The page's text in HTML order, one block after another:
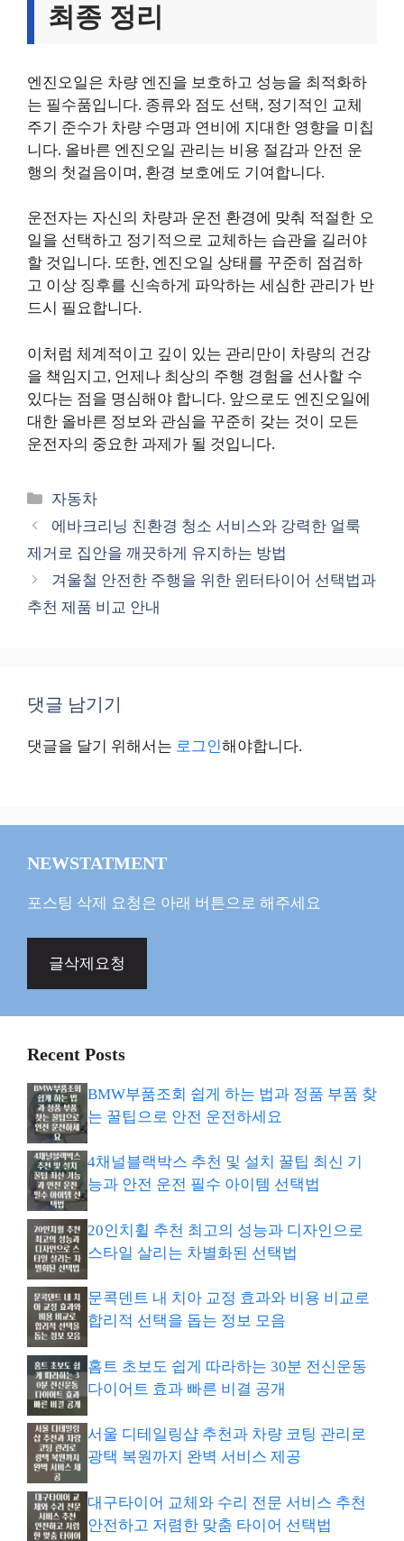
최종 정리
엔진오일은 차량 엔진을 보호하고 성능을 최적화하
는 필수품입니다. 종류와 점도 선택, 정기적인 교체
주기 준수가 차량 수명과 연비에 지대한 영향을 미칩
니다. 올바른 엔진오일 관리는 비용 절감과 안전 운
행의 첫걸음이며, 환경 보호에도 기여합니다.
운전자는 자신의 차량과 운전 환경에 맞춰 적절한 오
일을 선택하고 정기적으로 교체하는 습관을 길러야
할 것입니다. 또한, 엔진오일 상태를 꾸준히 점검하
고 이상 징후를 신속하게 파악하는 세심한 관리가 반
드시 필요합니다.
이처럼 체계적이고 깊이 있는 관리만이 차량의 건강
을 책임지고, 언제나 최상의 주행 경험을 선사할 수
있다는 점을 명심해야 합니다. 앞으로도 엔진오일에
대한 올바른 정보와 관심을 꾸준히 갖는 것이 모든
운전자의 중요한 과제가 될 것입니다.
카
테
리
자동차
에바크리닝 친환경 청소 서비스와 강력한 얼룩
제거로 집안을 깨끗하게 유지하는 방법
겨울철 안전한 주행을 위한 윈터타이어 선택법과
추천 제품 비교 안내
댓글 남기기
댓글을 달기 위해서는 로그인해야합니다.
NEWSTATMENT
포스팅 삭제 요청은 아래 버튼으로 해주세요
글삭제요청
Recent Posts
BMW부품조회 쉽게 하는 법과 정품 부품 찾
는 꿀팁으로 안전 운전하세요
4채널블랙박스 추천 및 설치 꿀팁 최신 기
능과 안전 운전 필수 아이템 선택법
20인치휠 추천 최고의 성능과 디자인으로
스타일 살리는 차별화된 선택법
문콕덴트 내 치아 교정 효과와 비용 비교로
합리적 선택을 돕는 정보 모음
홈트 초보도 쉽게 따라하는 30분 전신운동
다이어트 효과 빠른 비결 공개
서울 디테일링샵 추천과 차량 코팅 관리로
광택 복원까지 완벽 서비스 제공
대구타이어 교체와 수리 전문 서비스 추천
안전하고 저렴한 맞춤 타이어 선택법